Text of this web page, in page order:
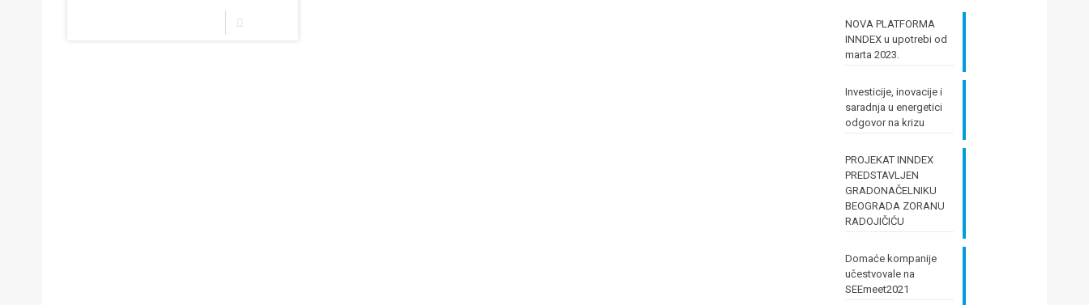
NOVA PLATFORMA
INNDEX u upotrebi od
marta 2023.
Investicije, inovacije i
saradnja u energetici
odgovor na krizu
PROJEKAT INNDEX
PREDSTAVLJEN
GRADONAČELNIKU
BEOGRADA ZORANU
RADOJIČIĆU
Domaće kompanije
učestvovale na
SEEmeet2021